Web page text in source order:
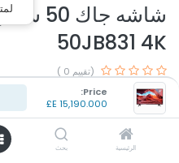
Price:
15,190.000
الرئيسية بحث
شاشه
50JB831 4K
(تقييم 0 )
رقم الموديل: 50JB831
مقاس الشاشة: 50 بوصه
الدقة: 3840*2160
نوع الدقة: 4K فائق الدقة
تقنية الشاشة: LED